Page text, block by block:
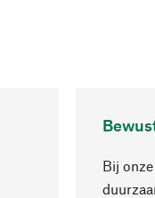
Bij